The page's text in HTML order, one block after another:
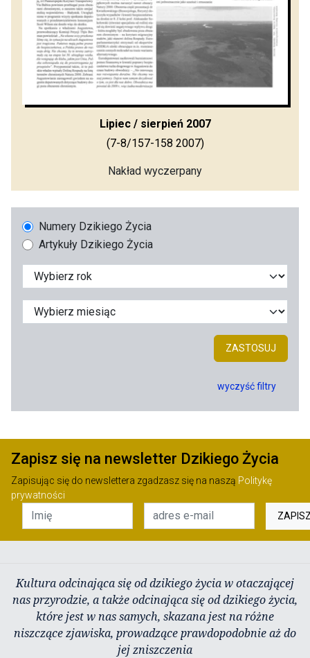
Lipiec / sierpień 2007
(7-8/157-158 2007)
Nakład wyczerpany
Numery Dzikiego Życia
Artykuły Dzikiego Życia
ZASTOSUJ
wyczyść filtry
Zapisz się na newsletter Dzikiego Życia
Zapisując się do newslettera zgadzasz się na naszą Politykę
prywatności
Kultura odcinająca się od dzikiego życia w otaczającej
nas przyrodzie, a także odcinająca się od dzikiego życia,
które jest w nas samych, skazana jest na różne
niszczące zjawiska, prowadzące prawdopodobnie aż do
jej zniszczenia